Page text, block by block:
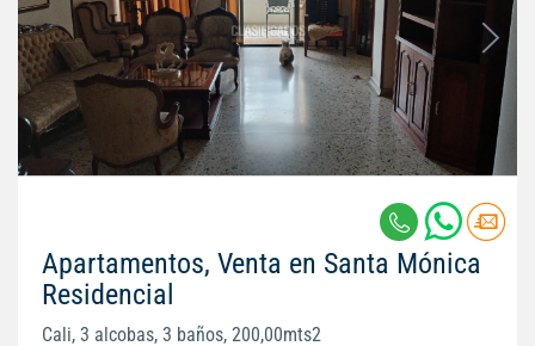
Apartamentos, Venta en Santa Mónica
Residencial
Cali, 3 alcobas, 3 baños, 200,00mts2